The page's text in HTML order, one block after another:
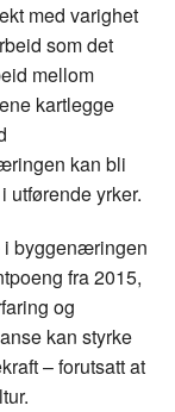
med varighet
som det
mellom
kartlegge
kan bli
utførende yrker.
i byggenæringen
fra 2015,
og
kan styrke
– forutsatt at